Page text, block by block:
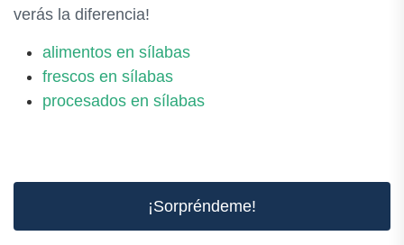
verás la diferencia!
alimentos en sílabas
frescos en sílabas
procesados en sílabas
¡Sorpréndeme!